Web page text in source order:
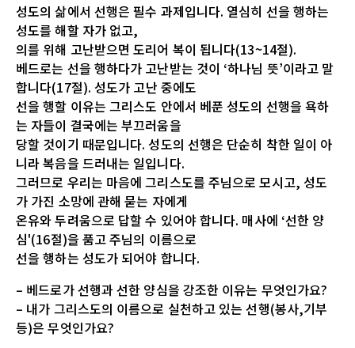
성도의 삶에서 선행은 필수 과제입니다. 열심히 선을 행하는
성도를 해할 자가 없고,
의를 위해 고난받으면 도리어 복이 됩니다(13~14절).
베드로는 선을 행하다가 고난받는 것이 ‘하나님 뜻’이라고 말
합니다(17절). 성도가 고난 중에도
선을 행할 이유는 그리스도 안에서 베푼 성도의 선행을 욕하
는 자들이 결국에는 부끄러움을
당할 것이기 때문입니다. 성도의 선행은 단순히 착한 일이 아
니라 복음을 드러내는 일입니다.
그러므로 우리는 마음에 그리스도를 주님으로 모시고, 성도
가 가진 소망에 관해 묻는 자에게
온유와 두려움으로 답할 수 있어야 합니다. 매사에 ‘선한 양
심'(16절)을 품고 주님의 이름으로
선을 행하는 성도가 되어야 합니다.
– 베드로가 선행과 선한 양심을 강조한 이유는 무엇인가요?
– 내가 그리스도의 이름으로 실천하고 있는 선행(봉사,기부
등)은 무엇인가요?